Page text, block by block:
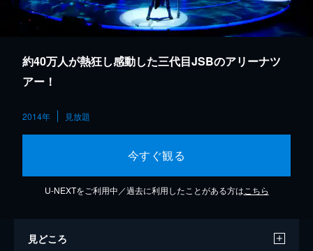
約40万人が熱狂し感動した三代目JSBのアリーナツ
アー！
2014年 見放題
今すぐ観る
U-NEXTをご利用中／過去に利用したことがある方は こちら
見どころ